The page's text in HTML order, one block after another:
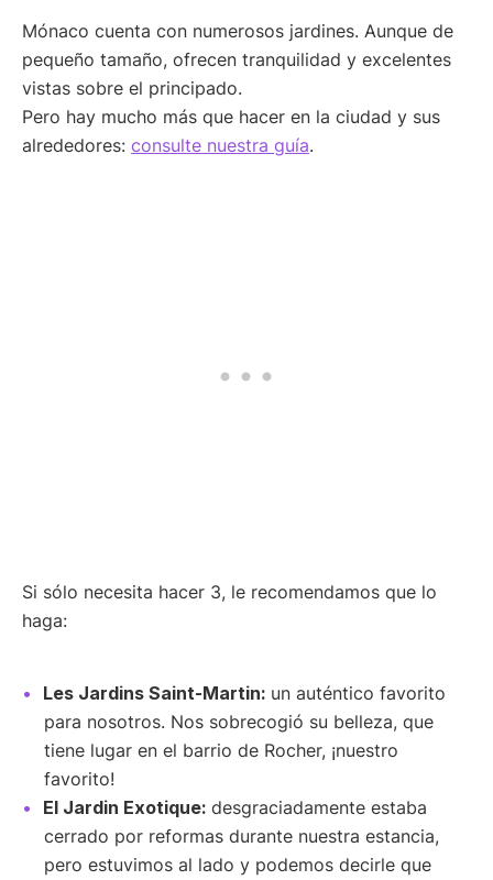
Mónaco cuenta con numerosos jardines. Aunque de
pequeño tamaño, ofrecen tranquilidad y excelentes
vistas sobre el principado.
Pero hay mucho más que hacer en la ciudad y sus
alrededores: consulte nuestra guía.
Si sólo necesita hacer 3, le recomendamos que lo
haga:
Les Jardins Saint-Martin: un auténtico favorito
para nosotros. Nos sobrecogió su belleza, que
tiene lugar en el barrio de Rocher, ¡nuestro
favorito!
El Jardin Exotique: desgraciadamente estaba
cerrado por reformas durante nuestra estancia,
pero estuvimos al lado y podemos decirle que